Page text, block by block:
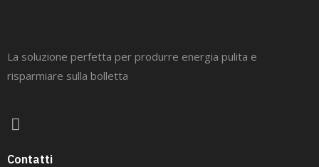
La soluzione perfetta per produrre energia pulita e
risparmiare sulla bolletta
Contatti